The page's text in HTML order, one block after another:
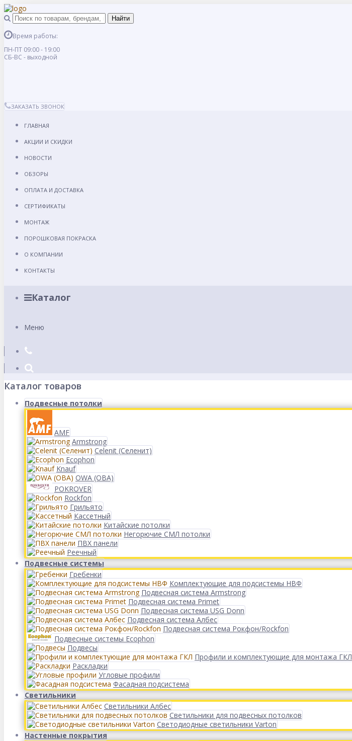
Время работы:
ПН-ПТ 09:00 - 19:00
СБ-ВС - выходной
ЗАКАЗАТЬ ЗВОНОК
ГЛАВНАЯ
АКЦИИ И СКИДКИ
НОВОСТИ
ОБЗОРЫ
ОПЛАТА И ДОСТАВКА
СЕРТИФИКАТЫ
МОНТАЖ
ПОРОШКОВАЯ ПОКРАСКА
О КОМПАНИИ
КОНТАКТЫ
Каталог
Меню
Каталог товаров
Подвесные потолки
AMF
Armstrong
Celenit (Селенит)
Ecophon
Knauf
OWA (ОВА)
POKROVER
Rockfon
Грильято
Кассетный
Китайские потолки
Негорючие СМЛ потолки
ПВХ панели
Реечный
Подвесные системы
Гребенки
Комплектующие для подсистемы НВФ
Подвесная система Armstrong
Подвесная система Primet
Подвесная система USG Donn
Подвесная система Албес
Подвесная система Рокфон/Rockfon
Подвесные системы Ecophon
Подвесы
Профили и комплектующие для монтажа ГКЛ
Раскладки
Угловые профили
Фасадная подсистема
Светильники
Светильники Албес
Светильники для подвесных потолков
Светодиодные светильники Varton
Настенные покрытия